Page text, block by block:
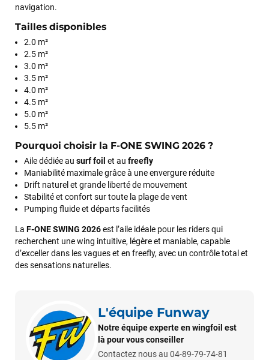
navigation.
Tailles disponibles
2.0 m²
2.5 m²
3.0 m²
3.5 m²
4.0 m²
4.5 m²
5.0 m²
5.5 m²
Pourquoi choisir la F-ONE SWING 2026 ?
Aile dédiée au surf foil et au freefly
Maniabilité maximale grâce à une envergure réduite
Drift naturel et grande liberté de mouvement
Stabilité et confort sur toute la plage de vent
Pumping fluide et départs facilités
La F-ONE SWING 2026est l’aile idéale pour les riders qui
recherchent une wing intuitive, légère et maniable, capable
d’exceller dans les vagues et en freefly, avec un contrôle total et
des sensations naturelles.
L'équipe Funway
Notre équipe experte en wingfoil est
là pour vous conseiller
Contactez nous au 04-89-79-74-81
professionnalisme et sa réactivité.
Sébastien BACHELIER
Cela faisait 6 mois que je galérais à remplacer ma board eux
m'ont trouvé une pépite à laquelle je n'aurais jamais pensé !
Excellent conseil excellent prix et en plus super sympas. Merci
encore pour cette severne dyno !
J'ai acheté une voile d'occasion depuis Tahiti. Super service.
L'envoi a été rapide. La voile est arrivée en super état.
Mauruuru roa.
VOIR TOUS LES AVIS
LAISSER UN AVIS